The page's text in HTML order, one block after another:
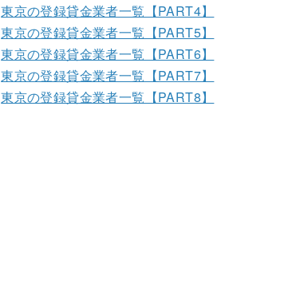
東京の登録貸金業者一覧【PART4】
東京の登録貸金業者一覧【PART5】
東京の登録貸金業者一覧【PART6】
東京の登録貸金業者一覧【PART7】
東京の登録貸金業者一覧【PART8】